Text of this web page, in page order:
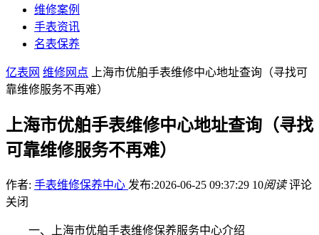
维修案例
手表资讯
名表保养
亿表网 维修网点 上海市优舶手表维修中心地址查询（寻找可
靠维修服务不再难）
上海市优舶手表维修中心地址查询（寻找
可靠维修服务不再难）
作者: 手表维修保养中心 发布:2026-06-25 09:37:29 10阅读 评论
关闭
一、上海市优舶手表维修保养服务中心介绍